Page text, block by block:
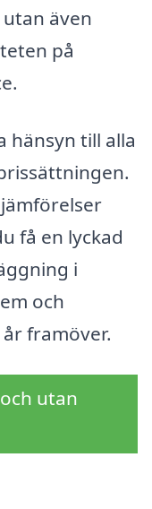
även
på
hänsyn till alla
få en lyckad
i
och
framöver.
utan